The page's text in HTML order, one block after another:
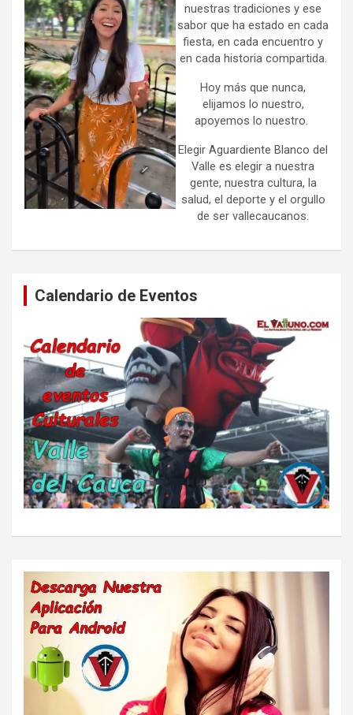
nuestras tradiciones y ese
sabor que ha estado en cada
fiesta, en cada encuentro y
en cada historia compartida.
Hoy más que nunca,
elijamos lo nuestro,
apoyemos lo nuestro.
Elegir Aguardiente Blanco del
Valle es elegir a nuestra
gente, nuestra cultura, la
salud, el deporte y el orgullo
de ser vallecaucanos.
Calendario de Eventos